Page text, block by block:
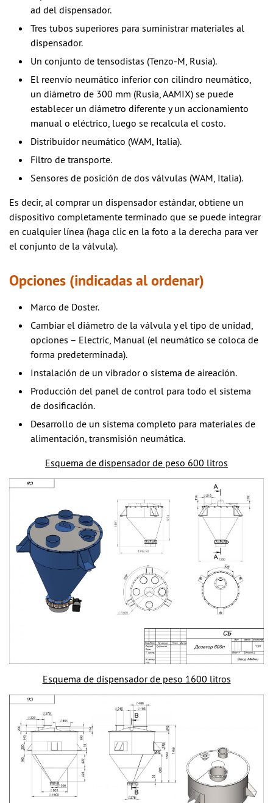
ad del dispensador.
Tres tubos superiores para suministrar materiales al
dispensador.
Un conjunto de tensodistas (Tenzo-M, Rusia).
El reenvío neumático inferior con cilindro neumático,
un diámetro de 300 mm (Rusia, AAMIX) se puede
establecer un diámetro diferente y un accionamiento
manual o eléctrico, luego se recalcula el costo.
Distribuidor neumático (WAM, Italia).
Filtro de transporte.
Sensores de posición de dos válvulas (WAM, Italia).
Es decir, al comprar un dispensador estándar, obtiene un
dispositivo completamente terminado que se puede integrar
en cualquier línea (haga clic en la foto a la derecha para ver
el conjunto de la válvula).
Opciones (indicadas al ordenar)
Marco de Doster.
Cambiar el diámetro de la válvula y el tipo de unidad,
opciones – Electric, Manual (el neumático se coloca de
forma predeterminada).
Instalación de un vibrador o sistema de aireación.
Producción del panel de control para todo el sistema
de dosificación.
Desarrollo de un sistema completo para materiales de
alimentación, transmisión neumática.
Esquema de dispensador de peso 600 litros
Esquema de dispensador de peso 1600 litros